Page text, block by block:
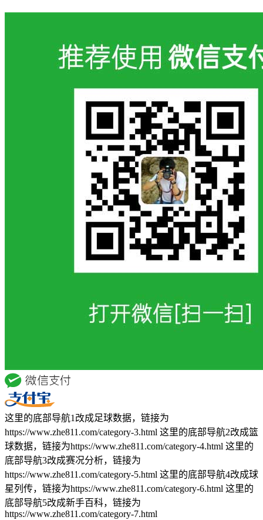
这里的底部导航1改成足球数据，链接为
https://www.zhe811.com/category-3.html 这里的底部导航2改成篮
球数据，链接为https://www.zhe811.com/category-4.html 这里的
底部导航3改成赛况分析，链接为
https://www.zhe811.com/category-5.html 这里的底部导航4改成球
星列传，链接为https://www.zhe811.com/category-6.html 这里的
底部导航5改成新手百科，链接为
https://www.zhe811.com/category-7.html